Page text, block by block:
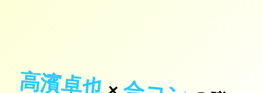
高濱卓也